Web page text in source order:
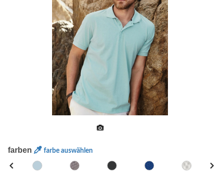
farben farbe auswählen